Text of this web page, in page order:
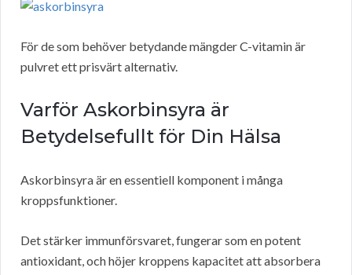
För de som behöver betydande mängder C-vitamin är
pulvret ett prisvärt alternativ.
Varför Askorbinsyra är
Betydelsefullt för Din Hälsa
Askorbinsyra är en essentiell komponent i många
kroppsfunktioner.
Det stärker immunförsvaret, fungerar som en potent
antioxidant, och höjer kroppens kapacitet att absorbera